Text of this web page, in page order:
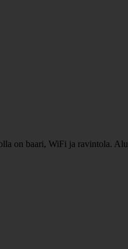
on baari, WiFi ja ravintola.